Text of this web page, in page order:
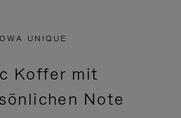
UNIQUE
Koffer mit
Note